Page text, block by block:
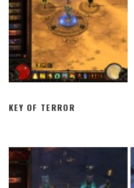
KEY OF TERROR